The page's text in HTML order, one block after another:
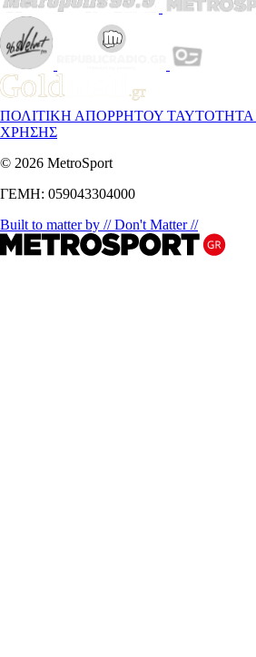
ΠΟΛΙΤΙΚΗ ΑΠΟΡΡΗΤΟΥ ΤΑΥΤΟΤΗΤΑ
ΧΡΗΣΗΣ
© 2026 MetroSport
ΓΕΜΗ: 059043304000
Built to matter by // Don't Matter //